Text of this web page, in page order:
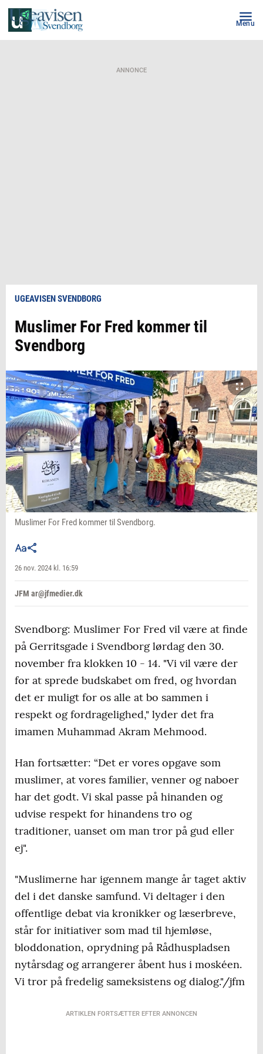
Menu
ANNONCE
UGEAVISEN SVENDBORG
Muslimer For Fred kommer til
Svendborg
Muslimer For Fred kommer til Svendborg.
26 nov. 2024 kl. 16:59
JFM ar@jfmedier.dk
Svendborg: Muslimer For Fred vil være at finde
på Gerritsgade i Svendborg lørdag den 30.
november fra klokken 10 - 14. "Vi vil være der
for at sprede budskabet om fred, og hvordan
det er muligt for os alle at bo sammen i
respekt og fordragelighed," lyder det fra
imamen Muhammad Akram Mehmood.
Han fortsætter: “Det er vores opgave som
muslimer, at vores familier, venner og naboer
har det godt. Vi skal passe på hinanden og
udvise respekt for hinandens tro og
traditioner, uanset om man tror på gud eller
ej".
"Muslimerne har igennem mange år taget aktiv
del i det danske samfund. Vi deltager i den
offentlige debat via kronikker og læserbreve,
står for initiativer som mad til hjemløse,
bloddonation, oprydning på Rådhuspladsen
nytårsdag og arrangerer åbent hus i moskéen.
Vi tror på fredelig sameksistens og dialog."/jfm
ARTIKLEN FORTSÆTTER EFTER ANNONCEN